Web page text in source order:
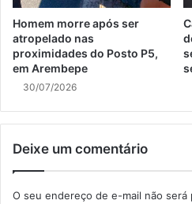
Homem morre após ser
atropelado nas
proximidades do Posto P5,
em Arembepe
30/07/2026
Deixe um comentário
O seu endereço de e-mail não será